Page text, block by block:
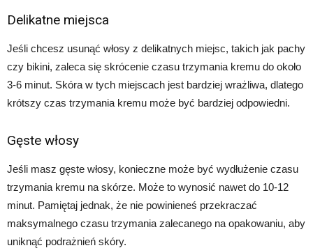
Delikatne miejsca
Jeśli chcesz usunąć włosy z delikatnych miejsc, takich jak pachy
czy bikini, zaleca się skrócenie czasu trzymania kremu do około
3-6 minut. Skóra w tych miejscach jest bardziej wrażliwa, dlatego
krótszy czas trzymania kremu może być bardziej odpowiedni.
Gęste włosy
Jeśli masz gęste włosy, konieczne może być wydłużenie czasu
trzymania kremu na skórze. Może to wynosić nawet do 10-12
minut. Pamiętaj jednak, że nie powinieneś przekraczać
maksymalnego czasu trzymania zalecanego na opakowaniu, aby
uniknąć podrażnień skóry.